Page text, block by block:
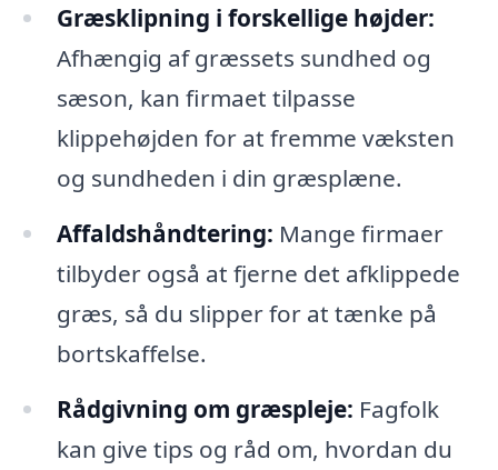
Græsklipning i forskellige højder:
Afhængig af græssets sundhed og
sæson, kan firmaet tilpasse
klippehøjden for at fremme væksten
og sundheden i din græsplæne.
Affaldshåndtering: Mange firmaer
tilbyder også at fjerne det afklippede
græs, så du slipper for at tænke på
bortskaffelse.
Rådgivning om græspleje: Fagfolk
kan give tips og råd om, hvordan du